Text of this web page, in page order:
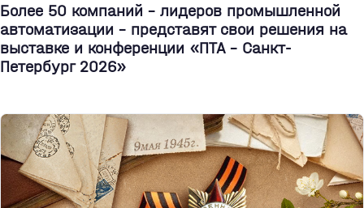
Более 50 компаний - лидеров промышленной
автоматизации - представят свои решения на
выставке и конференции «ПТА – Санкт-
Петербург 2026»